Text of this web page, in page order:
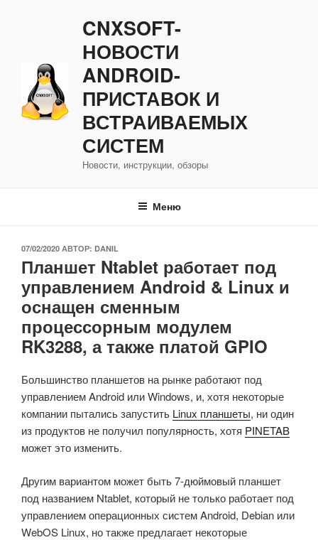
CNXSOFT-
НОВОСТИ
ANDROID-
ПРИСТАВОК И
ВСТРАИВАЕМЫХ
СИСТЕМ
Новости, инструкции, обзоры
Меню
ОПУБЛИКОВАНО
07/02/2020 АВТОР: DANIL
Планшет Ntablet работает под
управлением Android & Linux и
оснащен сменным
процессорным модулем
RK3288, а также платой GPIO
Большинство планшетов на рынке работают под
управлением Android или Windows, и, хотя некоторые
компании пытались запустить Linux планшеты, ни один
из продуктов не получил популярность, хотя PINETAB
может это изменить.
Другим вариантом может быть 7-дюймовый планшет
под названием Ntablet, который не только работает под
управлением операционных систем Android, Debian или
WebOS Linux, но также предлагает некоторые